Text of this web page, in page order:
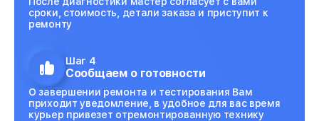
сроки, стоимость, детали заказа и приступит к
ремонту
Шаг 4
Сообщаем о готовности
О завершении ремонта и тестирования Вам
приходит уведомление, в удобное для вас время
курьер привезет отремонтированную технику